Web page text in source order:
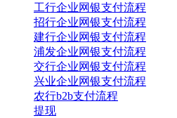
工行企业网银支付流程
招行企业网银支付流程
建行企业网银支付流程
浦发企业网银支付流程
交行企业网银支付流程
兴业企业网银支付流程
农行b2b支付流程
提现